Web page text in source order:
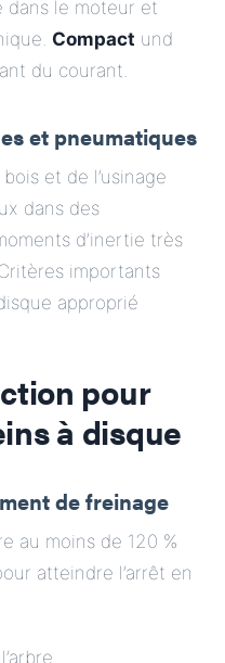
dans le moteur et
Compact und
du courant.
et pneumatiques
et de l’usinage
dans des
d’inertie très
importants
approprié
pour
à disque
de freinage
au moins de 120 %
atteindre l’arrêt en